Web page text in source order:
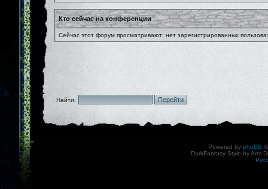
Кто сейчас на конференции
Сейчас этот форум просматривают: нет зарегистрированных
Найти:
Powered by phpBB
DarkFantasy Style by Arm